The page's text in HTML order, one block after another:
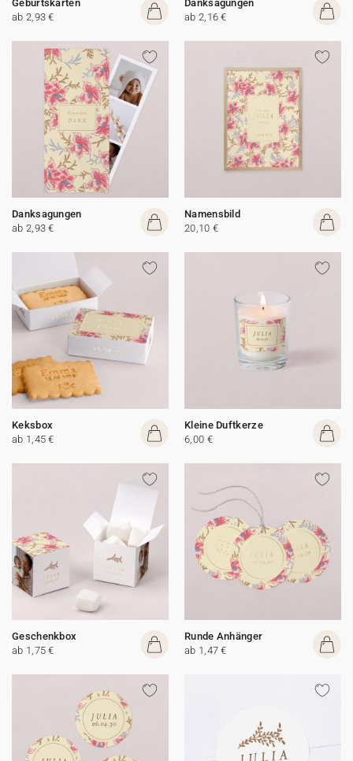
Geburtskarten
ab 2,93 €
Danksagungen
ab 2,16 €
Danksagungen
ab 2,93 €
Namensbild
20,10 €
Keksbox
ab 1,45 €
Kleine Duftkerze
6,00 €
Geschenkbox
ab 1,75 €
Runde Anhänger
ab 1,47 €